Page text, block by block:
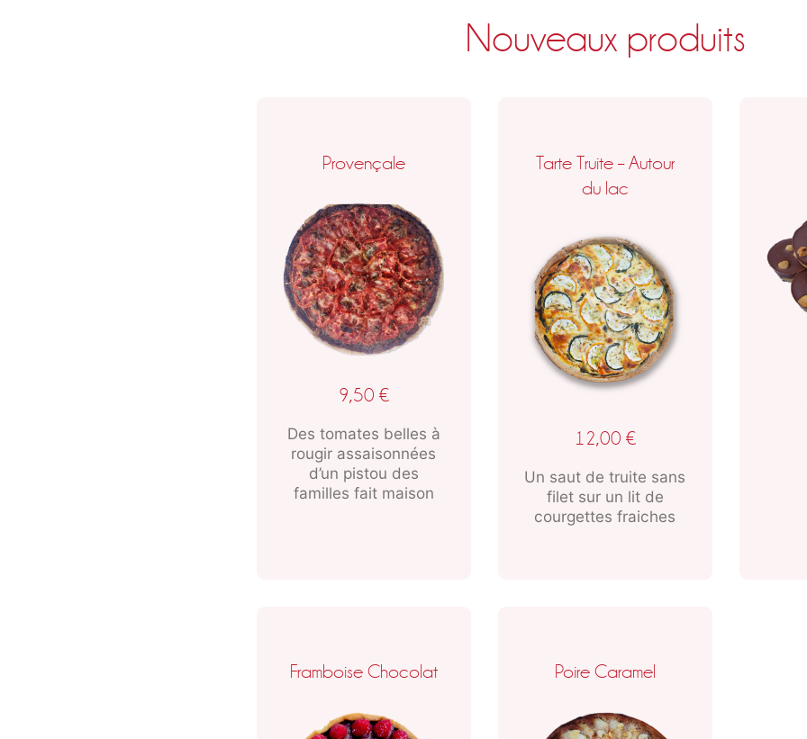
Nouveaux produits
Provençale
Des tomates belles à
rougir assaisonnées
d’un pistou des
familles fait maison
9,50 €
Tarte Truite – Autour
du lac
Un saut de truite sans
filet sur un lit de
courgettes fraiches
12,00 €
Framboise Chocolat Poire Caramel